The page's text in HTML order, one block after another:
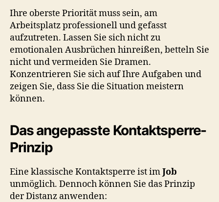
Ihre oberste Priorität muss sein, am
Arbeitsplatz professionell und gefasst
aufzutreten. Lassen Sie sich nicht zu
emotionalen Ausbrüchen hinreißen, betteln Sie
nicht und vermeiden Sie Dramen.
Konzentrieren Sie sich auf Ihre Aufgaben und
zeigen Sie, dass Sie die Situation meistern
können.
Das angepasste Kontaktsperre-
Prinzip
Eine klassische Kontaktsperre ist imJob
unmöglich. Dennoch können Sie das Prinzip
der Distanz anwenden: